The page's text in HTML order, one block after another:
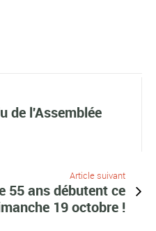
de l'Assemblée
Article suivant
55 ans débutent ce
19 octobre !